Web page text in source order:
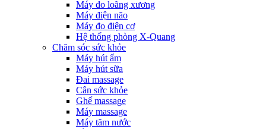
Máy đo loãng xương
Máy điện não
Máy đo điện cơ
Hệ thống phòng X-Quang
Chăm sóc sức khỏe
Máy hút ẩm
Máy hút sữa
Đai massage
Cân sức khỏe
Ghế massage
Máy massage
Máy tăm nước